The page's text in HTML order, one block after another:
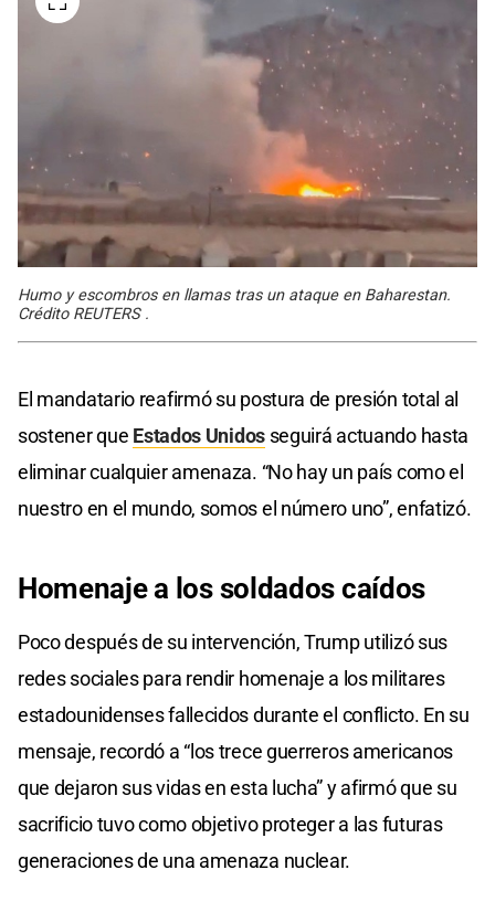
Humo y escombros en llamas tras un ataque en Baharestan.
Crédito REUTERS .
El mandatario reafirmó su postura de presión total al
sostener que Estados Unidosseguirá actuando hasta
eliminar cualquier amenaza. “No hay un país como el
nuestro en el mundo, somos el número uno”, enfatizó.
Homenaje a los soldados caídos
Poco después de su intervención, Trump utilizó sus
redes sociales para rendir homenaje a los militares
estadounidenses fallecidos durante el conflicto. En su
mensaje, recordó a “los trece guerreros americanos
que dejaron sus vidas en esta lucha” y afirmó que su
sacrificio tuvo como objetivo proteger a las futuras
generaciones de una amenaza nuclear.